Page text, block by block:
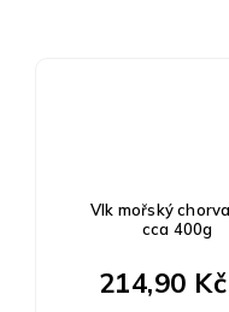
Vlk mořský
cca 400g
214,90